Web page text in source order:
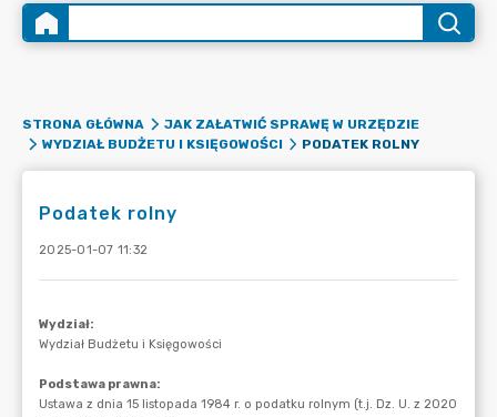
STRONA GŁÓWNA
JAK ZAŁATWIĆ SPRAWĘ W URZĘDZIE
WYDZIAŁ BUDŻETU I KSIĘGOWOŚCI
PODATEK ROLNY
Podatek rolny
2025-01-07 11:32